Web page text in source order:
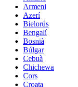
Armeni
Azerí
Bielorús
Bengalí
Bosnià
Búlgar
Cebuà
Chichewa
Cors
Croata